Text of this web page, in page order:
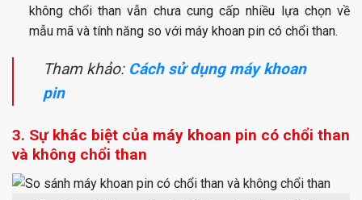
không chổi than vẫn chưa cung cấp nhiều lựa chọn về
mẫu mã và tính năng so với máy khoan pin có chổi than.
Tham khảo: Cách sử dụng máy khoan
pin
3. Sự khác biệt của máy khoan pin có chổi than
và không chổi than